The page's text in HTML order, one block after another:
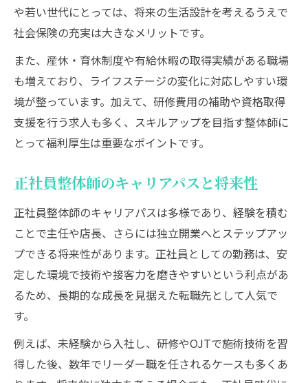
や若い世代にとっては、将来の生活設計を考えるうえで
社会保険の充実は大きなメリットです。
また、産休・育休制度や有給休暇の取得実績がある職場
も増えており、ライフステージの変化に対応しやすい環
境が整っています。加えて、研修費用の補助や資格取得
支援を行う求人も多く、スキルアップを目指す整体師に
とって福利厚生は重要なポイントです。
正社員整体師のキャリアパスと将来性
正社員整体師のキャリアパスは多様であり、経験を積む
ことで主任や店長、さらには独立開業へとステップアッ
プできる将来性があります。正社員としての勤務は、安
定した環境で技術や接客力を磨きやすいという利点があ
るため、長期的な成長を見据えた転職先として人気で
す。
例えば、未経験から入社し、研修やOJTで施術技術を習
得した後、数年でリーダー職を任されるケースも多くあ